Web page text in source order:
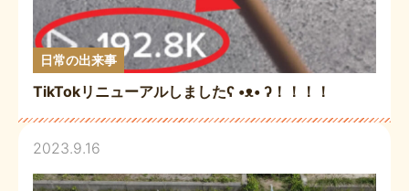
日常の出来事
TikTokリニューアルしましたʕ •ᴥ• ʔ！！！！
2023.9.16